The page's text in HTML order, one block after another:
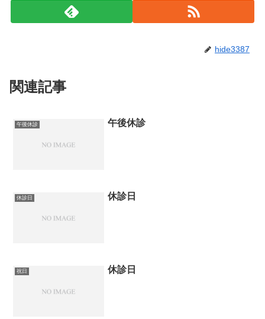
hide3387
関連記事
午後休診 午後休診
休診日 休診日
祝日 休診日